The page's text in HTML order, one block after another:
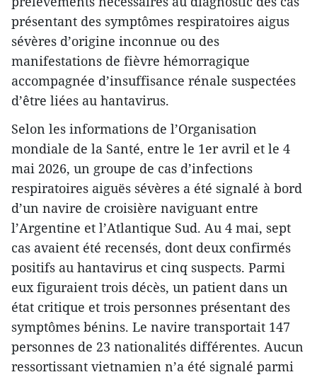
présentant des symptômes respiratoires aigus
sévères d’origine inconnue ou des
manifestations de fièvre hémorragique
accompagnée d’insuffisance rénale suspectées
d’être liées au hantavirus.
Selon les informations de l’Organisation
mondiale de la Santé, entre le 1er avril et le 4
mai 2026, un groupe de cas d’infections
respiratoires aiguës sévères a été signalé à bord
d’un navire de croisière naviguant entre
l’Argentine et l’Atlantique Sud. Au 4 mai, sept
cas avaient été recensés, dont deux confirmés
positifs au hantavirus et cinq suspects. Parmi
eux figuraient trois décès, un patient dans un
état critique et trois personnes présentant des
symptômes bénins. Le navire transportait 147
personnes de 23 nationalités différentes. Aucun
ressortissant vietnamien n’a été signalé parmi